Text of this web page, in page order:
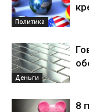
Политика
Деньги
8